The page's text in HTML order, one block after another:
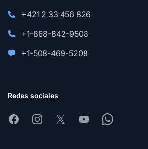
+421 2 33 456 826
+1-888-842-9508
+1-508-469-5208
Redes sociales
FacebookInstagram
X YoutubeWhatsapp